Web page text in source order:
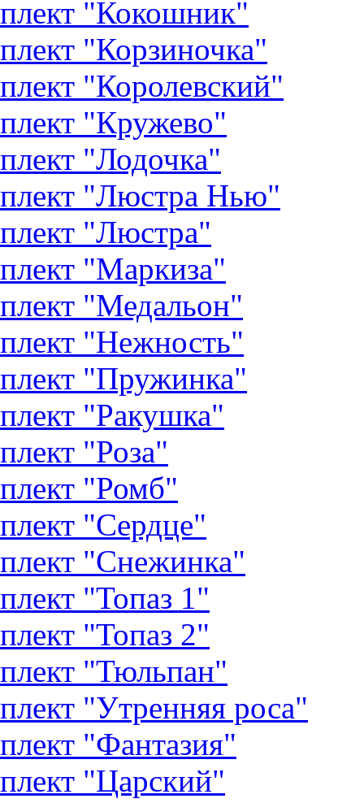
"Кокошник"
"Корзиночка"
"Королевский"
"Кружево"
"Лодочка"
"Люстра Нью"
"Люстра"
"Маркиза"
"Медальон"
"Нежность"
"Пружинка"
"Ракушка"
"Роза"
"Ромб"
"Сердце"
"Снежинка"
"Топаз 1"
"Топаз 2"
"Тюльпан"
"Утренняя роса"
"Фантазия"
"Царский"